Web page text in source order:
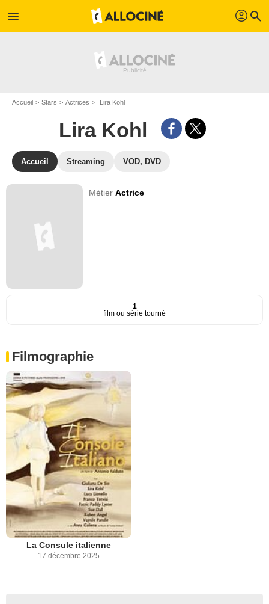
menu profil search
Accueil Stars Actrices Lira Kohl
Lira Kohl
Accueil Streaming VOD, DVD
MétierActrice
1
film ou série tourné
Filmographie
La Consule italienne
17 décembre 2025